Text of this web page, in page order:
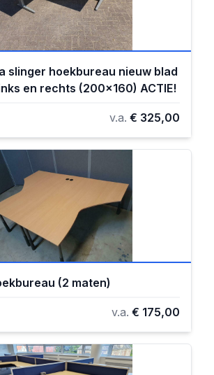
slinger hoekbureau nieuw blad
en rechts (200x160) ACTIE!
v.a. € 325,00
(2 maten)
v.a. € 175,00